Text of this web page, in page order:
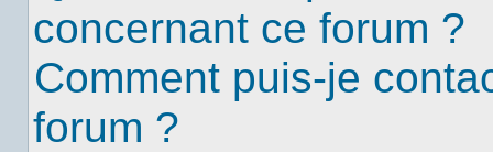
concernant ce forum ?
Comment puis-je
forum ?